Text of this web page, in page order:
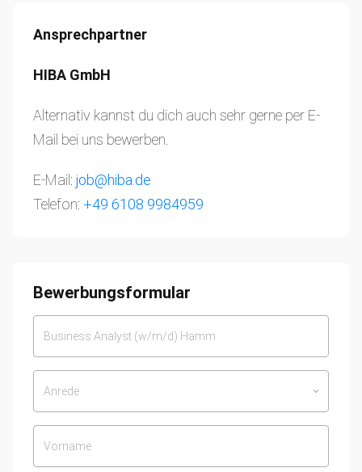
Ansprechpartner
HIBA GmbH
Alternativ kannst du dich auch sehr gerne per E-
Mail bei uns bewerben.
E-Mail: job@hiba.de
Telefon: +49 6108 9984959
Bewerbungsformular
Anrede keyboard_arrow_down